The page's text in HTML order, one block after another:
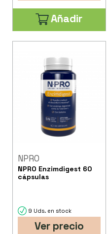
Añadir
NPRO
NPRO Enzimdigest 60
cápsulas
9 Uds. en stock
Ver precio